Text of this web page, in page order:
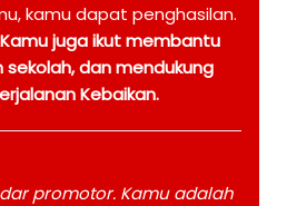
kamu dapat penghasilan.
Kamu juga ikut membantu
dan mendukung
Kebaikan.
promotor. Kamu adalah